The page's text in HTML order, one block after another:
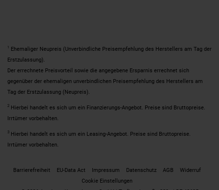
1 Ehemaliger Neupreis (Unverbindliche Preisempfehlung des Herstellers am Tag der
Erstzulassung).
Der errechnete Preisvorteil sowie die angegebene Ersparnis errechnet sich
gegenüber der ehemaligen unverbindlichen Preisempfehlung des Herstellers am
Tag der Erstzulassung (Neupreis).
2 Hierbei handelt es sich um ein Finanzierungs-Angebot. Preise sind Bruttopreise.
Irrtümer vorbehalten.
3 Hierbei handelt es sich um ein Leasing-Angebot. Preise sind Bruttopreise.
Irrtümer vorbehalten.
Barrierefreiheit EU-Data Act Impressum Datenschutz AGB
Widerruf
Cookie Einstellungen